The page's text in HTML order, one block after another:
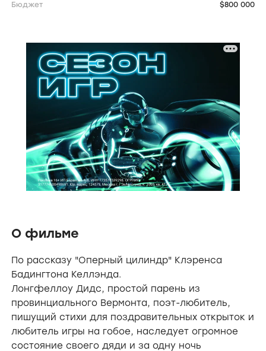
Бюджет $800 000
О фильме
По рассказу "Оперный цилиндр" Клэренса
Бадингтона Келлэнда.
Лонгфеллоу Дидс, простой парень из
провинциального Вермонта, поэт-любитель,
пишущий стихи для поздравительных открыток и
любитель игры на гобое, наследует огромное
состояние своего дяди и за одну ночь